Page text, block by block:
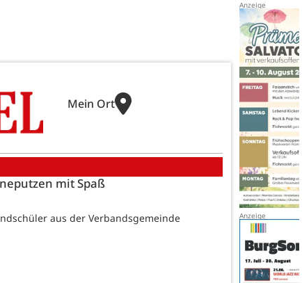
Mein Ort
mit Spaß
aus der Verbandsgemeinde